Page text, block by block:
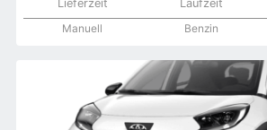
Manuell Benzin